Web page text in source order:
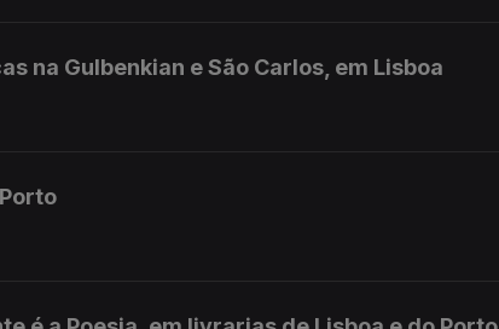
na Gulbenkian e São Carlos, em Lisboa